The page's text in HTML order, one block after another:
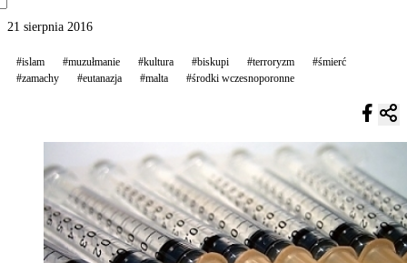
21 sierpnia 2016
#islam #muzułmanie #kultura #biskupi #terroryzm
#śmierć
#zamachy
#eutanazja #malta #środki wczesnoporonne